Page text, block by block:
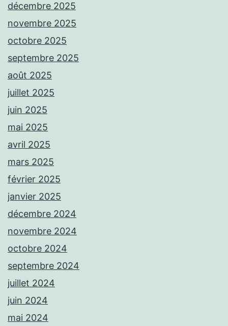
décembre 2025
novembre 2025
octobre 2025
septembre 2025
août 2025
juillet 2025
juin 2025
mai 2025
avril 2025
mars 2025
février 2025
janvier 2025
décembre 2024
novembre 2024
octobre 2024
septembre 2024
juillet 2024
juin 2024
mai 2024